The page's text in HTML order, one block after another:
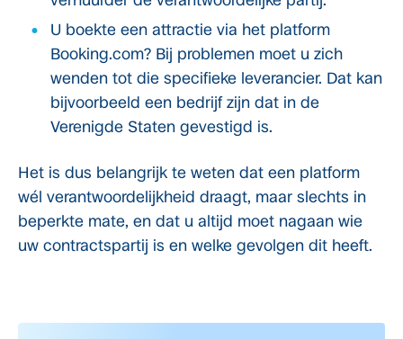
U boekte een attractie via het platform
Booking.com? Bij problemen moet u zich
wenden tot die specifieke leverancier. Dat kan
bijvoorbeeld een bedrijf zijn dat in de
Verenigde Staten gevestigd is.
Het is dus belangrijk te weten dat een platform
wél verantwoordelijkheid draagt, maar slechts in
beperkte mate, en dat u altijd moet nagaan wie
uw contractspartij is en welke gevolgen dit heeft.